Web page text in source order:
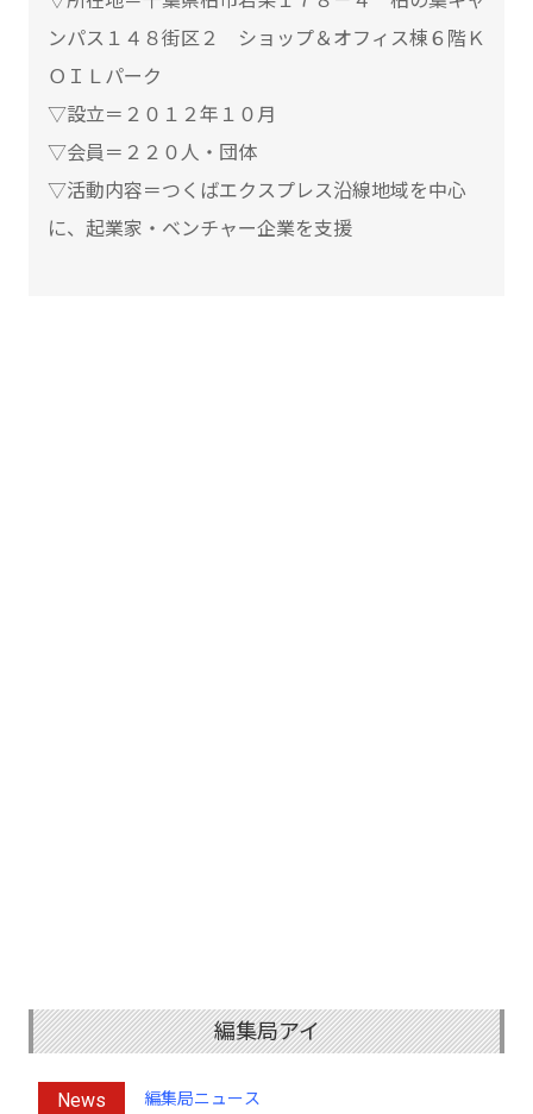
ンパス１４８街区２ ショップ＆オフィス棟６階Ｋ
ＯＩＬパーク
▽設立＝２０１２年１０月
▽会員＝２２０人・団体
▽活動内容＝つくばエクスプレス沿線地域を中心
に、起業家・ベンチャー企業を支援
編集局アイ
News 編集局ニュース